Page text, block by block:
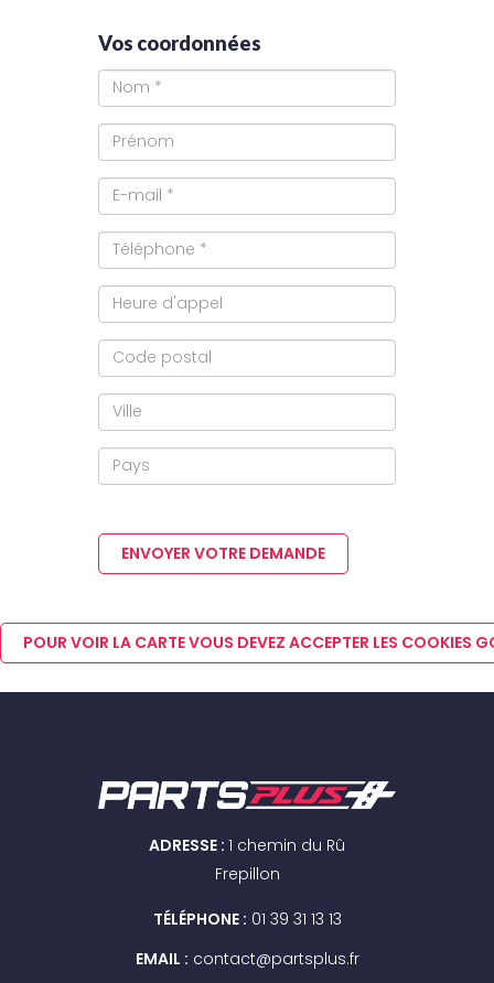
Vos coordonnées
ENVOYER VOTRE DEMANDE
POUR VOIR LA CARTE VOUS DEVEZ ACCEPTER LES COOKIES
ADRESSE : 1 chemin du Rû
Frepillon
TÉLÉPHONE : 01 39 31 13 13
EMAIL : contact@partsplus.fr